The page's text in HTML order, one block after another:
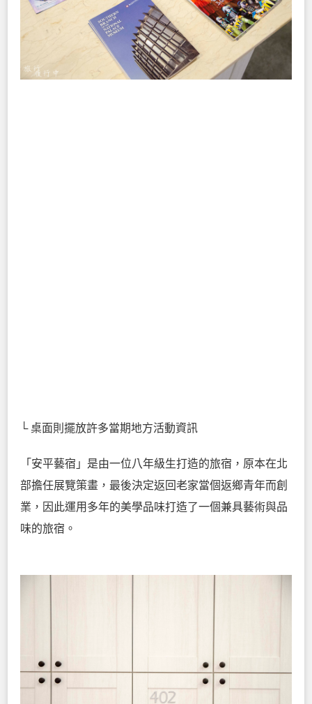
└ 桌面則擺放許多當期地方活動資訊
「安平藝宿」是由一位八年級生打造的旅宿，原本在北
部擔任展覽策畫，最後決定返回老家當個返鄉青年而創
業，因此運用多年的美學品味打造了一個兼具藝術與品
味的旅宿。